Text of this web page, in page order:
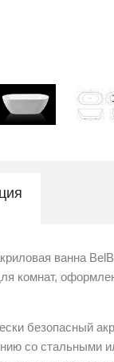
ванна
комнат,
безопасный
со стальными